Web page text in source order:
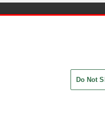
Do Not